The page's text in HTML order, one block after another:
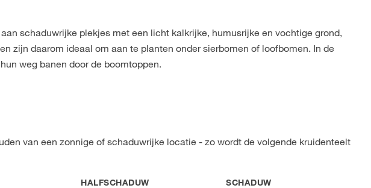
schaduwrijke plekjes met een licht kalkrijke, humusrijke en vochtige grond,
zijn daarom ideaal om aan te planten onder sierbomen of loofbomen. In de
weg banen door de boomtoppen.
van een zonnige of schaduwrijke locatie - zo wordt de volgende kruidenteelt
HALFSCHADUW SCHADUW